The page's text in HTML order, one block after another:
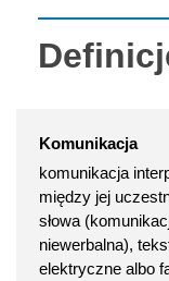
Komunikacja
komunikacja
między jej
słowa
niewerbalna),
elektryczne albo